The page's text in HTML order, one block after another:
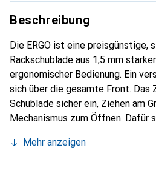
Beschreibung
Die ERGO ist eine preisgünstige,
Rackschublade aus 1,5 mm
ergonomischer Bedienung. Ein
sich über die gesamte Front. Das
Schublade sicher ein, Ziehen am
Mechanismus zum Öffnen. Dafür
und trägt 20 kg. Sie läuft
Mehr anzeigen